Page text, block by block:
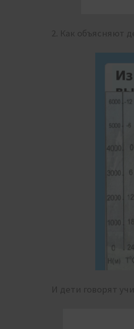
2. Как объясняют
И дети говорят